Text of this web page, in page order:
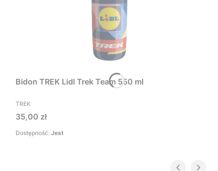
Bidon TREK Lidl Trek Team 550 ml
PRODUCENT
TREK
Cena
35,00 zł
Dostępność: Jest